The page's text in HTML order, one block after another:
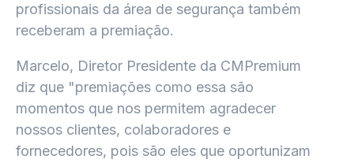
profissionais da área de segurança também
receberam a premiação.
Marcelo, Diretor Presidente da CMPremium
diz que "premiações como essa são
momentos que nos permitem agradecer
nossos clientes, colaboradores e
fornecedores, pois são eles que oportunizam